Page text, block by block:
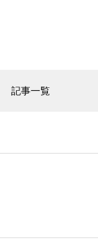
記事一覧